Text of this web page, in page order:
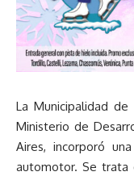
La Municipalidad
Ministerio de
Aires, incorporó
automotor. Se trata